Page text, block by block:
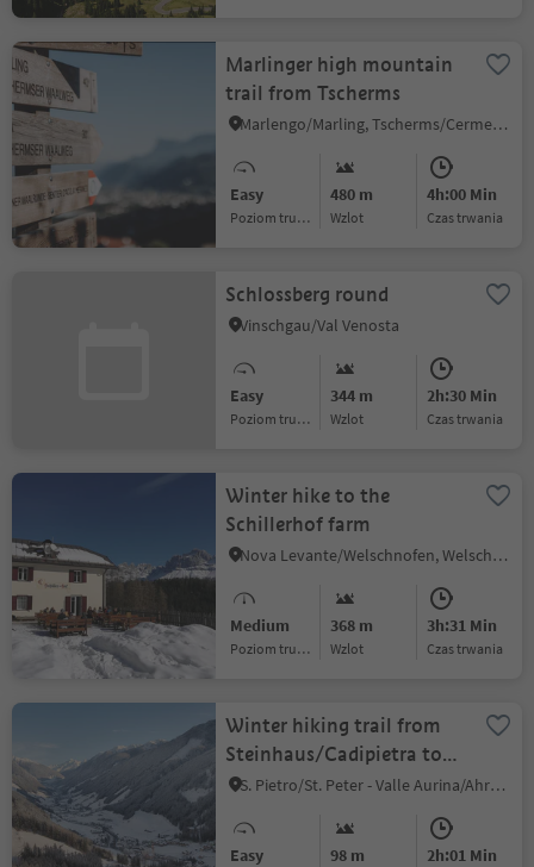
Marlinger high mountain
trail from Tscherms
Marlengo/Marling, Tscherms/Cermes, Meran/Merano and environs
Easy
Poziom trudności
480 m
Wzlot
4h:00 Min
czas trwania
Schlossberg round
Vinschgau/Val Venosta
Easy
Poziom trudności
344 m
Wzlot
2h:30 Min
czas trwania
Winter hike to the
Schillerhof farm
Nova Levante/Welschnofen, Welschnofen/Nova Levante, Dolomites Region Eggental
Medium
Poziom trudności
368 m
Wzlot
3h:31 Min
czas trwania
Winter hiking trail from
Steinhaus/Cadipietra to
St. Johann/San Giovanni
S. Pietro/St. Peter - Valle Aurina/Ahrntal, Ahrntal/Valle Aurina, Ahrntal/Valle Aurina
Easy 98 m 2h:01 Min